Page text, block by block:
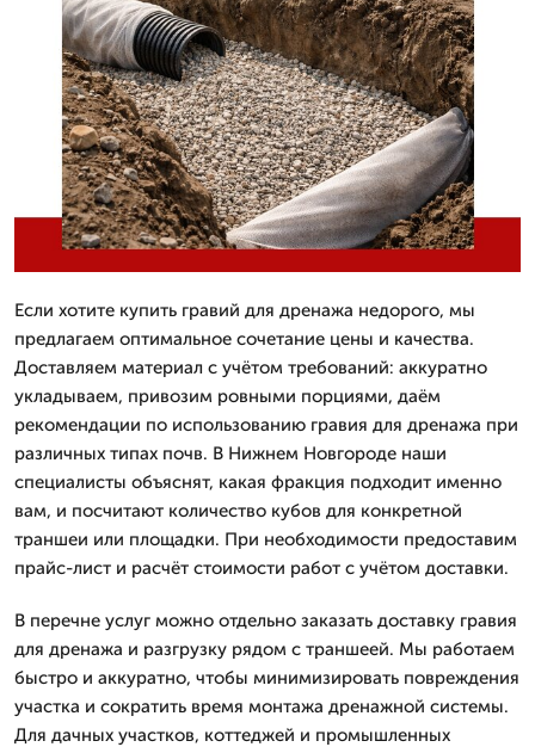
Если хотите купить гравий для дренажа недорого, мы
предлагаем оптимальное сочетание цены и качества.
Доставляем материал с учётом требований: аккуратно
укладываем, привозим ровными порциями, даём
рекомендации по использованию гравия для дренажа при
различных типах почв. В Нижнем Новгороде наши
специалисты объяснят, какая фракция подходит именно
вам, и посчитают количество кубов для конкретной
траншеи или площадки. При необходимости предоставим
прайс-лист и расчёт стоимости работ с учётом доставки.
В перечне услуг можно отдельно заказать доставку гравия
для дренажа и разгрузку рядом с траншеей. Мы работаем
быстро и аккуратно, чтобы минимизировать повреждения
участка и сократить время монтажа дренажной системы.
Для дачных участков, коттеджей и промышленных